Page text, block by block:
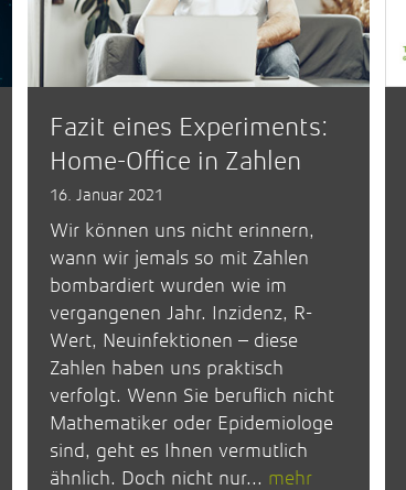
Fazit eines Experiments:
Home-Office in Zahlen
16. Januar 2021
Wir können uns nicht erinnern,
wann wir jemals so mit Zahlen
bombardiert wurden wie im
vergangenen Jahr. Inzidenz, R-
Wert, Neuinfektionen – diese
Zahlen haben uns praktisch
verfolgt. Wenn Sie beruflich nicht
Mathematiker oder Epidemiologe
sind, geht es Ihnen vermutlich
ähnlich. Doch nicht nur... mehr